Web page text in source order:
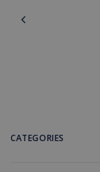
CATEGORIES